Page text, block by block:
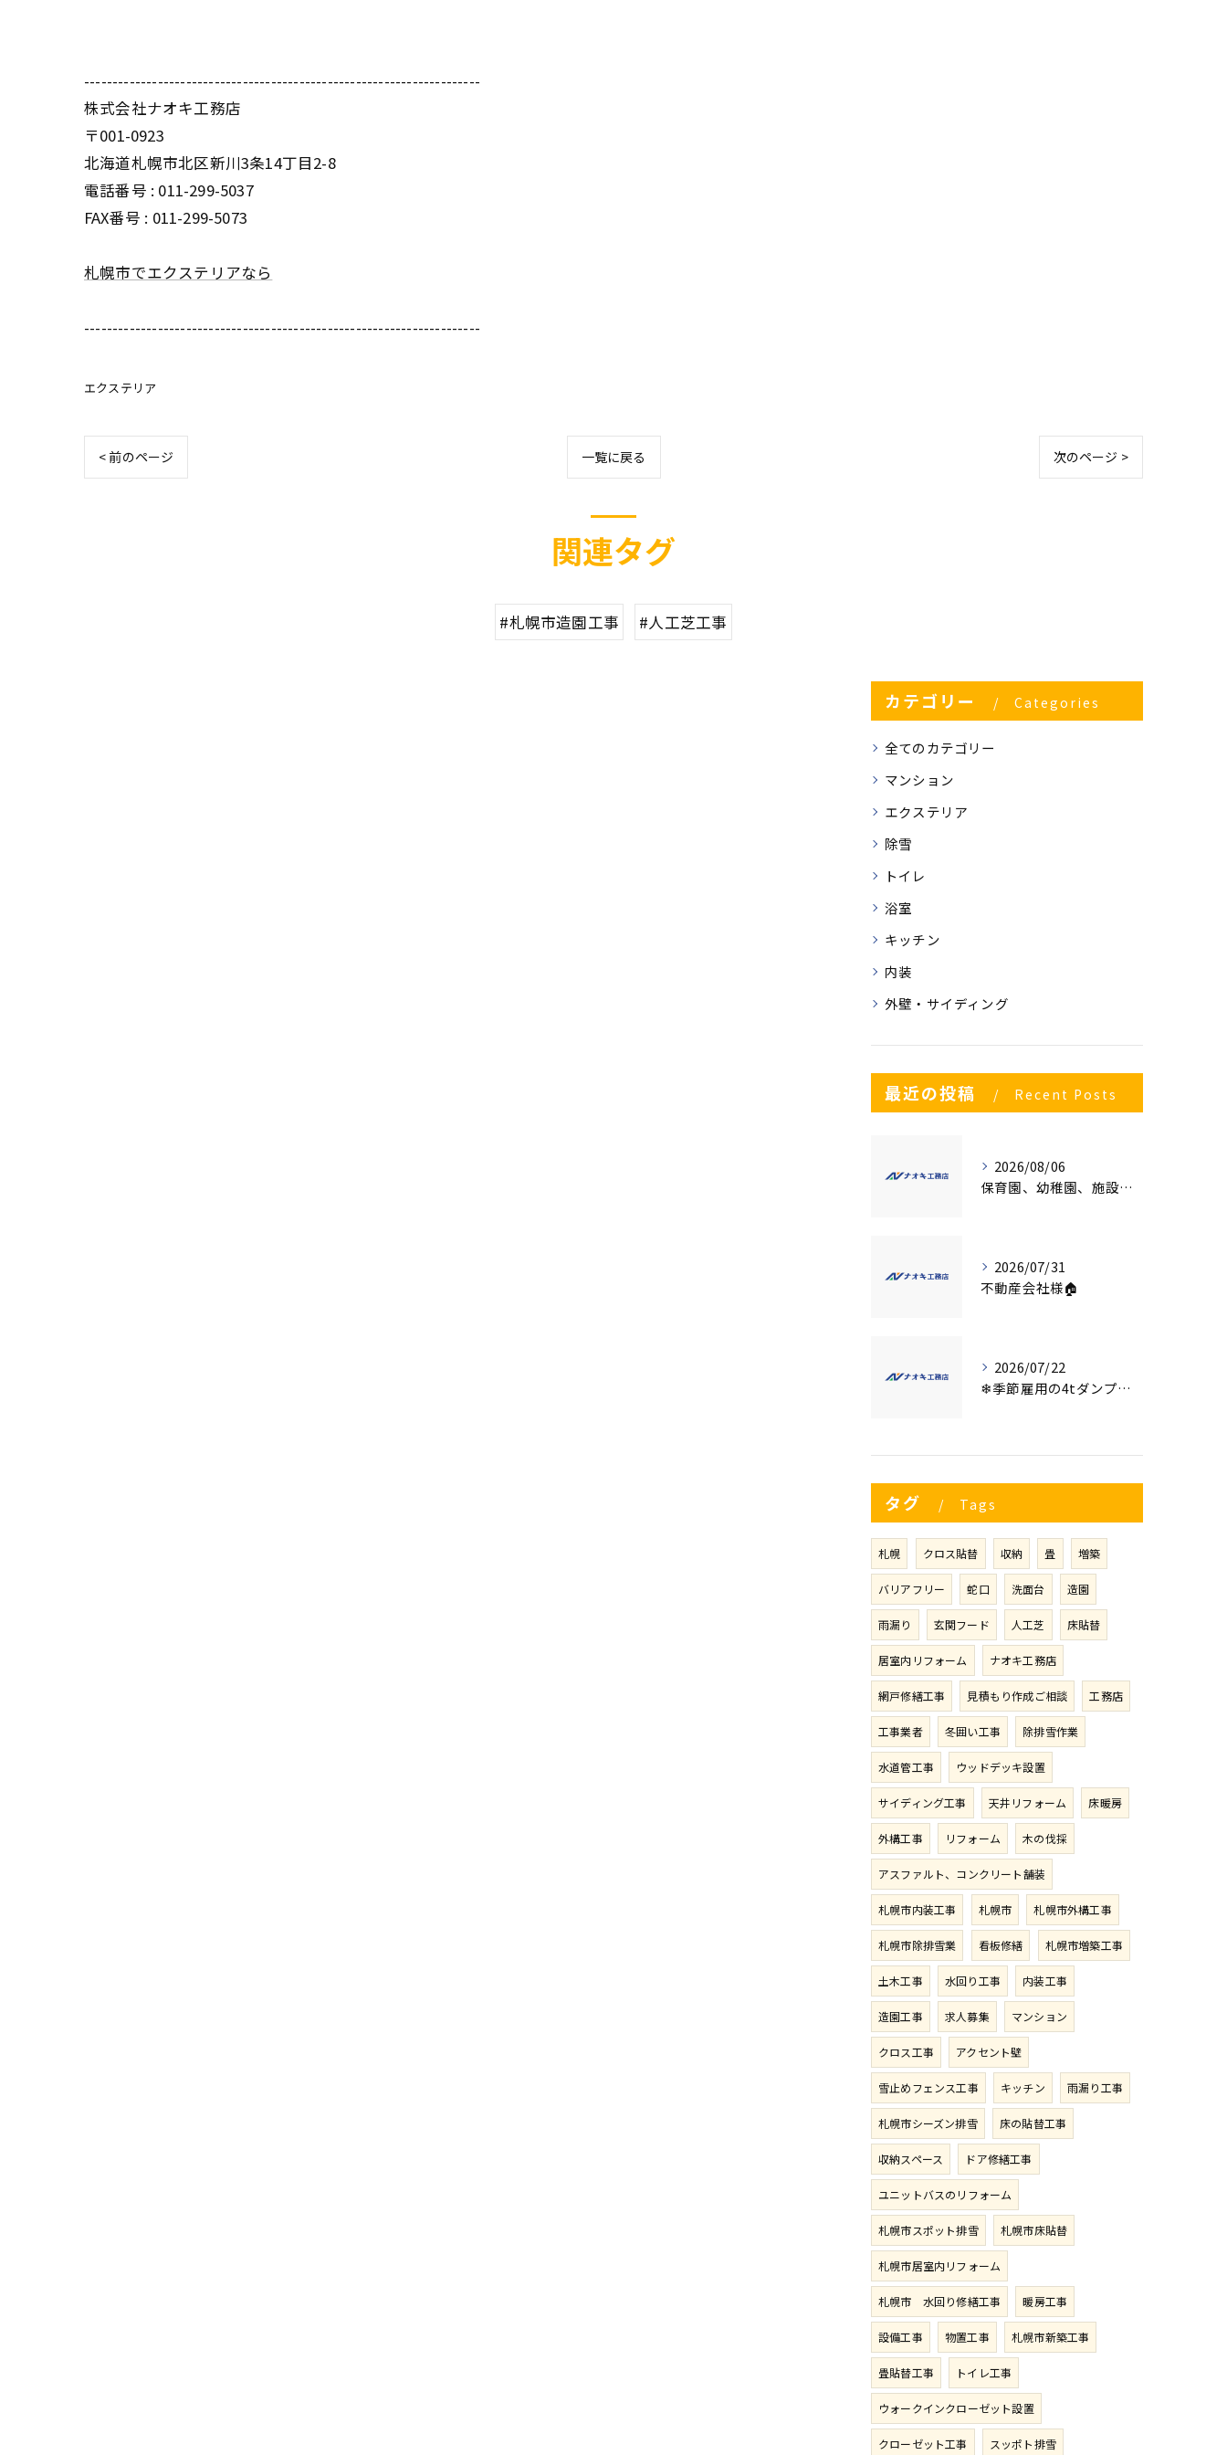
----------------------------------------------------------------------
株式会社ナオキ工務店
〒001-0923
北海道札幌市北区新川3条14丁目2-8
電話番号 : 011-299-5037
FAX番号 : 011-299-5073
札幌市でエクステリアなら
----------------------------------------------------------------------
エクステリア
< 前のページ 一覧に戻る 次のページ >
関連タグ
#札幌市造園工事 #人工芝工事
カテゴリー Categories
全てのカテゴリー
マンション
エクステリア
除雪
トイレ
浴室
キッチン
内装
外壁・サイディング
最近の投稿 Recent Posts
2026/08/06
保育園、幼稚園、施設様！！内装リフォームでお悩み事はございませんか？
2026/07/31
不動産会社様🏠
2026/07/22
❄季節雇用の4tダンプの運転手募集⛄
タグ Tags
札幌 クロス貼替 収納 畳 増築
バリアフリー 蛇口 洗面台 造園
雨漏り 玄関フード 人工芝 床貼替
居室内リフォーム ナオキ工務店
網戸修繕工事 見積もり作成ご相談 工務店
工事業者 冬囲い工事 除排雪作業
水道管工事 ウッドデッキ設置
サイディング工事 天井リフォーム 床暖房
外構工事 リフォーム 木の伐採
アスファルト、コンクリート舗装
札幌市内装工事 札幌市 札幌市外構工事
札幌市除排雪業 看板修繕 札幌市増築工事
土木工事 水回り工事 内装工事
造園工事 求人募集 マンション
クロス工事 アクセント壁
雪止めフェンス工事 キッチン 雨漏り工事
札幌市シーズン排雪 床の貼替工事
収納スペース ドア修繕工事
ユニットバスのリフォーム
札幌市スポット排雪 札幌市床貼替
札幌市居室内リフォーム
札幌市 水回り修繕工事 暖房工事
設備工事 物置工事 札幌市新築工事
畳貼替工事 トイレ工事
ウォークインクローゼット設置
クローゼット工事 スッポト排雪